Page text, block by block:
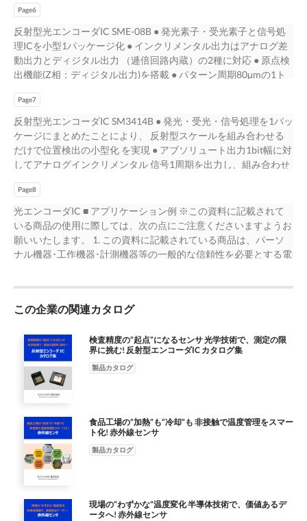
[V] 実測波形 Phase-B [V]
なく3.3V系への インターフェースも可能です。 SMD-04B
SWV=L Vref=2.25V SWV=H Vref=1.45V ※ S W V = H 時 、 Z 相
出 力 は オ ー プ ン ド レ イ ン 出 力 と な り ま す 。 ■ スケールで
のZ相専用トラック不要 10µm / 10µm 10µm / 10µm スケール側で
のZ相専用トラックは不要であり、 反射型の利点を生かした小型
エンコーダ構成が 可能となります。 Z相用パターン 30µm 反射
仕様 ● A/B相出力（逓倍回路内蔵）とZ相(原点検出信号)を出力 ●
電源電圧： 4.5 ～ 5.5V ● A相/B相信号の逓倍数は端子で設定可能
● 動作温度範囲： −20 ～ +85℃ ● Z相幅の異なる3種の製品を用意
● 消費電流： 27mA (typ. @VDD=5V) ● 小型パッケージ： 9pin,
(W)3.4mm × (D)3.95mm × (H)1.0mm ■ Z相専用のトラックが不要
小型エンコーダを構成することが可能となります。 ■ 信号出力と
Z相幅の製品バージョンによる選択 信号出力とZ相出力幅の組み
合わせで、3種の製品バージョンを用意しています。 製品バージ
ョン 逓倍設定 Z相幅 電源 SME-08AS1 90°e SME-08AS2 １倍/2
倍/4倍 180°e 4.5 ～ 5.5V SME-08AS3 360°e (*1) °e：A相信号1周
期分を360度とする角度単位 *1：逓倍設定が1倍の場合は430°e
Page6
反射型光エンコーダIC SME-08B ● 発光素子・受光素子と信号処
理ICを小型1パッケージ化 ● インクリメンタル出力はアナログ差
動出力とディジタル出力 （逓倍回路内蔵）の2種に対応 ● 原点検
出機能(Z相：ディジタル出力)を搭載 ● パターン周期80μmの1ト
Control)を内 蔵し安定した信号出力を実現 ■ 特長・仕様 ● 高精度
A相/B相アナログ差動出力+Z相(原点検出)ディジタル ● 電源電
圧： 出力と、A相/B相/Z相ディジタル出力の2種の製品を用意 ア
ナログ出力品 4.5～5.5V ディジタル出力品 3.0～3.6V、4.5～5.5V
● ディジタル出力品はZ相出力幅の異なる3種の製品を用意 ● 動作
可能 ● 消費電流： 27mA (typ. @VDD=5V) ● 小型クリアーモール
ドパッケージ： 9pin, (L)3.95mm × (W)3.4mm × (H)1.0mm ■ Z相専
用のトラックが不要 Z相専用トラックを設ける必要が無く、 反射
型の利点を活かした 小型エンコーダを構成することが可能とな
ります。 ■ 信号出力とZ相幅の製品バージョンによる選択 信号出
力とZ相出力幅の組み合わせで、4種の製品バージョンを用意し
源 SME-08B20 アナログ出力 無し 430°e 4.5 ～ 5.5V SME-08B21
90°e 4倍/8倍/16倍 3.0 ～ 3.6V SME-08B22 ディジタル出力 180°e
（端子設定） 4.5 ～ 5.5V SME-08B23 360°e °e ： A相信号1周期分
を360度とする角度単位
Page7
反射型光エンコーダIC SM3414B ● 発光・受光・信号処理を1パッ
ケージにまとめたことにより、 反射型スケールを組み合わせる
だけで位置検出の小型化 を実現 ● アブソリュート出力1bit幅に対
してアナログインクリメンタル 信号1周期を出力し、組み合わせ
ンド回路内蔵によりシステムの ● 計測範囲： 51.2mm (100µm ×
29) 小型化に貢献 ● 電源電圧範囲： 2.7 ～ 3.3V ● アブソリュート
出力とアナログインクリメンタル出力 ● 消費電流： 8mA
(VDD=3.0V、出力無負荷) との組合せで高分解能化が可能 ● 動作
温度範囲： −20 ～ +70℃ ● 高速アブソリュート出力： 9ビット ●
ースによって IC内のレジスタを書き換えることにより、インク
各種調整が可能 また、制御用端子に入力するアナログ電圧を調
整することで、LED電流も調整可能です。 ■ Mコードからバイナ
リへの変換デコーダを内蔵 Mコードのアブソリュートパターンを
バイナリデータへ変換して出力することで、直感的に絶対位置を
把握できます。 ■ エンコーダ構成例 基板 SM3414B 反射スケール
Page8
光エンコーダIC ■ アプリケーション例 ※この資料に記載されて
いる商品の使用に際しては、次の点にご注意くださいますようお
願いいたします。 1. この資料に記載されている商品は、パーソ
ナル機器･工作機器･計測機器等の一般的な信頼性を必要とする電
要とする機器に使用されることを想定したものではありません。
れることを想定したものではありません。本資料の商品をこのよ
うな機器に使用するご希望がありましたら、必ず事前に当社営業
部 までお問合せください。なお、事前のご相談無しに本資料の
商品をそのような機器に使用され、そのことによって発生した損
害等については、 当社では一切の責任を負いかねますのでご了
や信頼性等の改善の為、予告無しに変更されることがありますの
で予めご了承ください。 3. この資料に記載されている内容につ
いては、その商品の使用に際して第三者の知的財産権その他の権
利を侵害していないことを保証するも のではなく、また、その
に起因する第三者の権利に対する侵害について当社 は責任を負
いかねますのでご了承ください。 4. この資料に記載されている
この企業の関連カタログ
検査精度の“起点”になるセンサ 光学技術で、測定の限
界に挑む! 反射型エンコーダIC カタログ集
製品カタログ
食品工場の“加熱”も“冷却”も 非接触で温度管理をスマー
ト化! 赤外線センサ
製品カタログ
現場の“わずかな”温度変化 半導体技術で、価値あるデ
ータへ! 赤外線センサ